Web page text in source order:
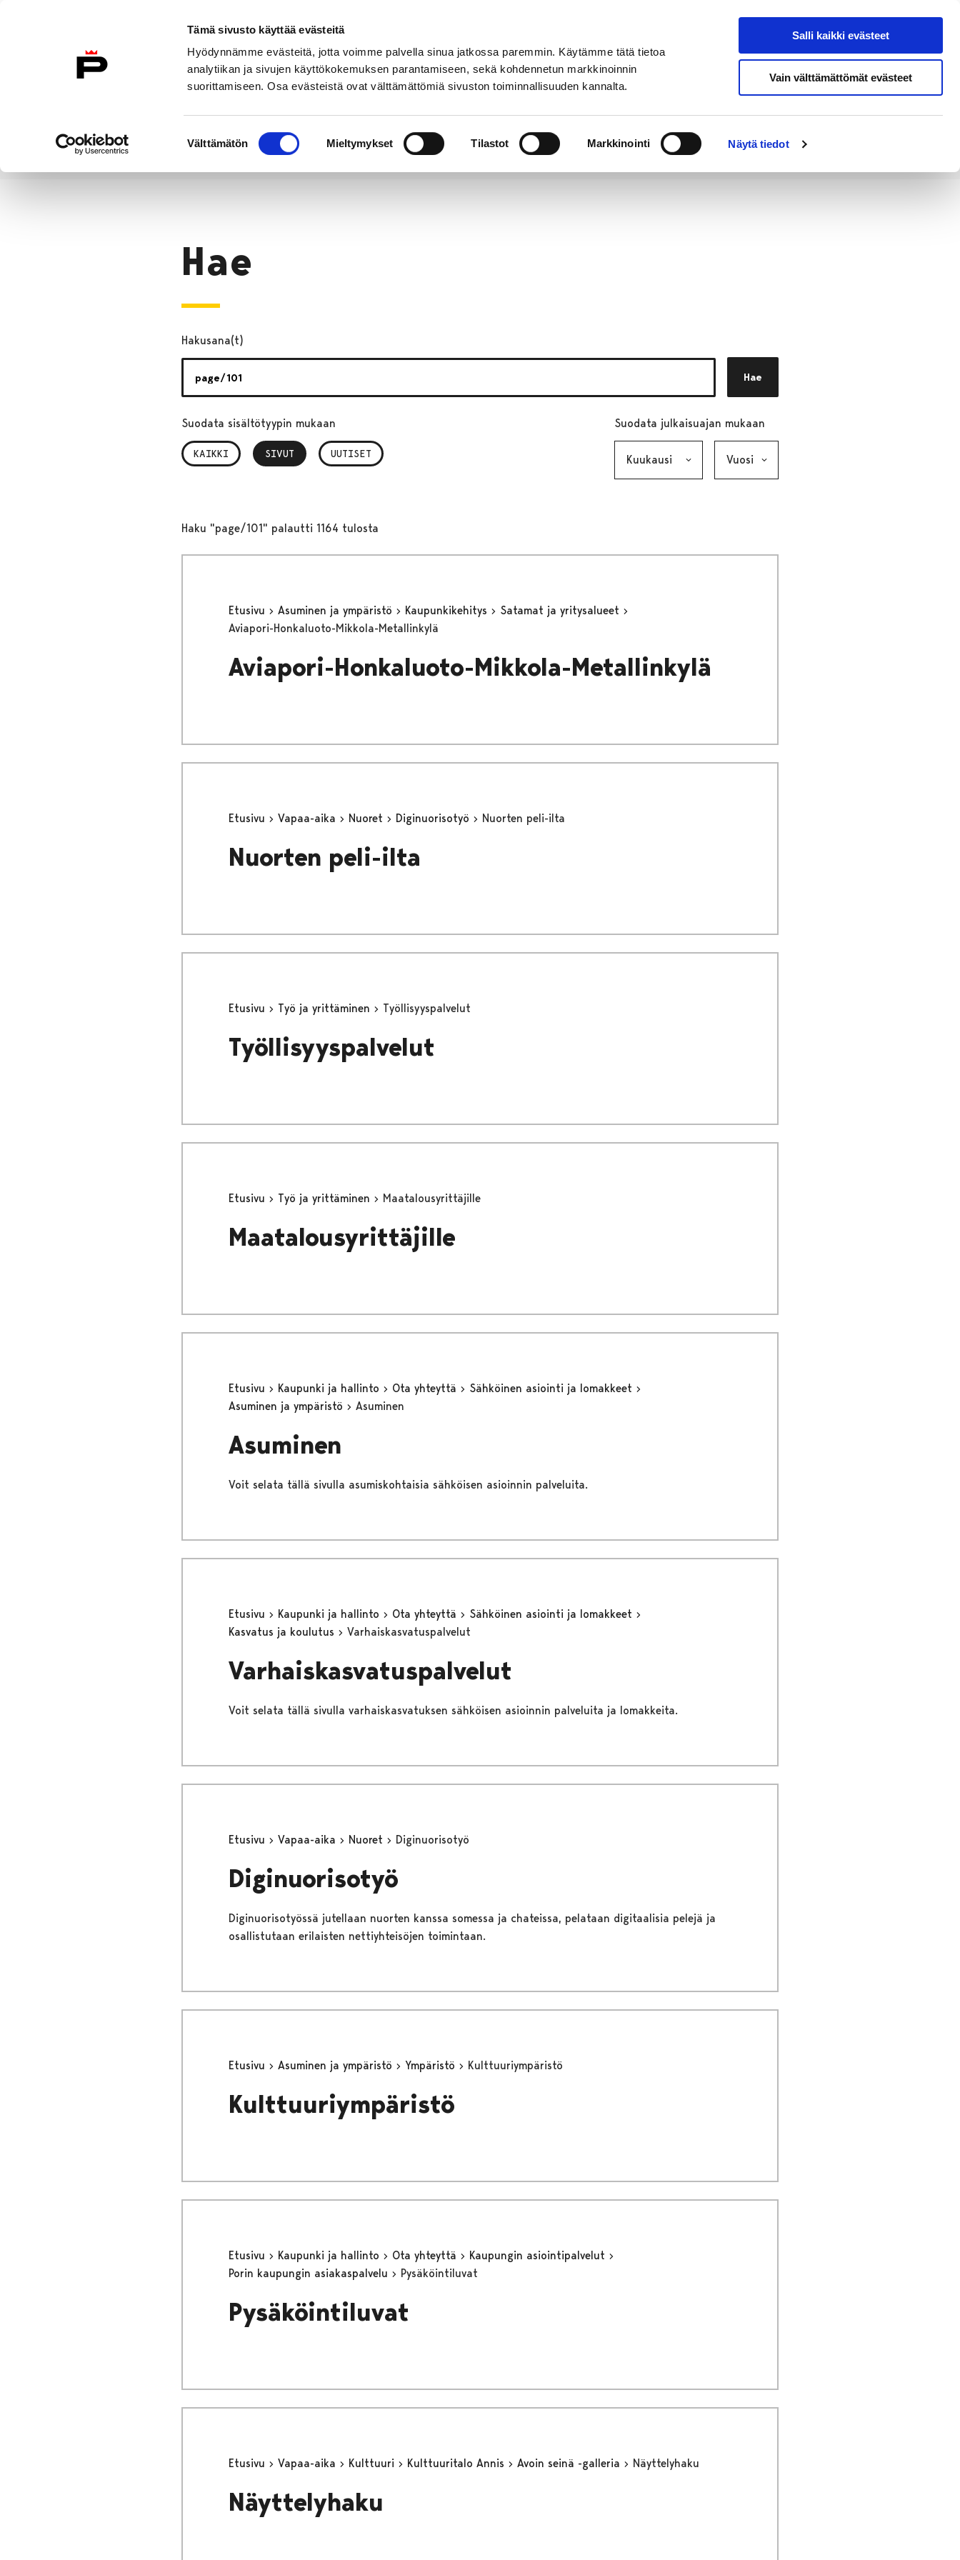
Tämä sivusto käyttää evästeitä
Hyödynnämme evästeitä, jotta voimme palvella sinua jatkossa paremmin. Käytämme tätä tietoa
analytiikan ja sivujen käyttökokemuksen parantamiseen, sekä kohdennetun markkinoinnin
suorittamiseen. Osa evästeistä ovat välttämättömiä sivuston toiminnallisuuden kannalta.
valinta
Välttämätön Mieltymykset Tilastot Markkinointi Näytä tiedot
Salli kaikki evästeet
Vain välttämättömät evästeet
Etusivulle
Hae sivustolta
Etusivu
Hae
Hakusana(t)
Hae
Suodata sisältötyypin mukaan
KAIKKI SIVUT
, VALITTU UUTISET
Suodata julkaisuajan mukaan
Haku "page/101" palautti 1164 tulosta
Etusivu Asuminen ja ympäristö Kaupunkikehitys
Satamat ja yritysalueet
Aviapori-Honkaluoto-Mikkola-Metallinkylä
Aviapori-Honkaluoto-Mikkola-Metallinkylä
Etusivu Vapaa-aika Nuoret Diginuorisotyö Nuorten peli-ilta
Nuorten peli-ilta
Etusivu Työ ja yrittäminen Työllisyyspalvelut
Työllisyyspalvelut
Etusivu Työ ja yrittäminen Maatalousyrittäjille
Maatalousyrittäjille
Etusivu Kaupunki ja hallinto Ota yhteyttä
Sähköinen asiointi ja lomakkeet
Asuminen ja ympäristö
Asuminen
Asuminen
Voit selata tällä sivulla asumiskohtaisia sähköisen asioinnin palveluita.
Etusivu Kaupunki ja hallinto Ota yhteyttä
Sähköinen asiointi ja lomakkeet
Kasvatus ja koulutus
Varhaiskasvatuspalvelut
Varhaiskasvatuspalvelut
Voit selata tällä sivulla varhaiskasvatuksen sähköisen asioinnin palveluita ja lomakkeita.
Etusivu Vapaa-aika Nuoret Diginuorisotyö
Diginuorisotyö
Diginuorisotyössä jutellaan nuorten kanssa somessa ja chateissa, pelataan digitaalisia pelejä ja
osallistutaan erilaisten nettiyhteisöjen toimintaan.
Etusivu Asuminen ja ympäristö Ympäristö Kulttuuriympäristö
Kulttuuriympäristö
Etusivu Kaupunki ja hallinto Ota yhteyttä
Kaupungin asiointipalvelut
Porin kaupungin asiakaspalvelu
Pysäköintiluvat
Pysäköintiluvat
Etusivu Vapaa-aika Kulttuuri Kulttuuritalo Annis Avoin seinä -galleria Näyttelyhaku
Näyttelyhaku